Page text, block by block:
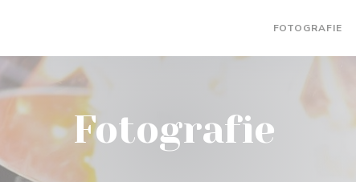
FOTOGRAFIE
Fotografie